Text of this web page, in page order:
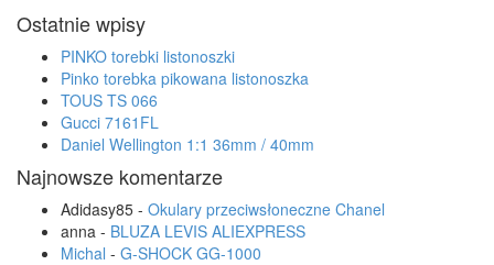
Ostatnie wpisy
PINKO torebki listonoszki
Pinko torebka pikowana listonoszka
TOUS TS 066
Gucci 7161FL
Daniel Wellington 1:1 36mm / 40mm
Najnowsze komentarze
Adidasy85 - Okulary przeciwsłoneczne Chanel
anna - BLUZA LEVIS ALIEXPRESS
Michal - G-SHOCK GG-1000